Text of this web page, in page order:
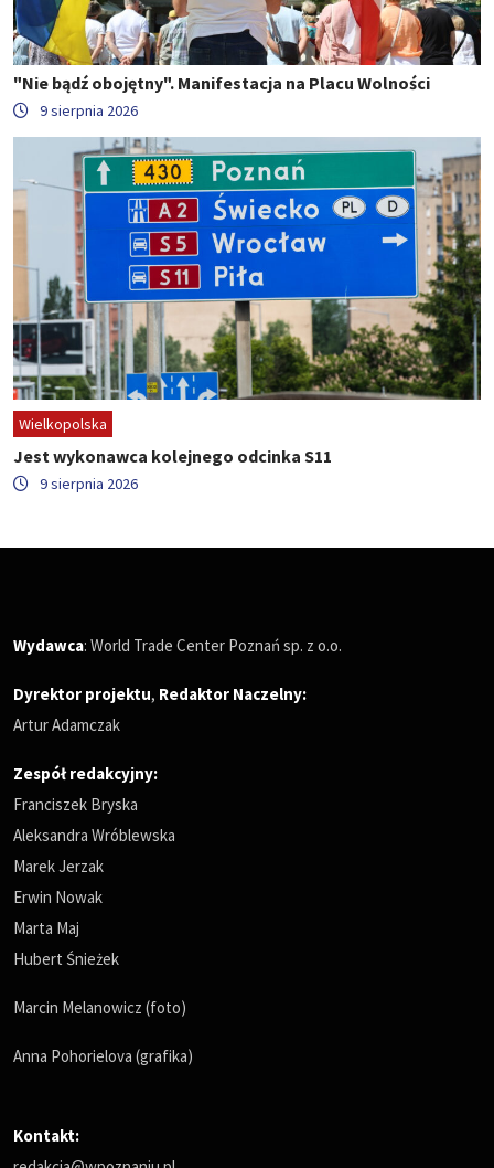
"Nie bądź obojętny". Manifestacja na Placu Wolności
9 sierpnia 2026
Wielkopolska
Jest wykonawca kolejnego odcinka S11
9 sierpnia 2026
Wydawca: World Trade Center Poznań sp. z o.o.
Dyrektor projektu, Redaktor Naczelny:
Artur Adamczak
Zespół redakcyjny:
Franciszek Bryska
Aleksandra Wróblewska
Marek Jerzak
Erwin Nowak
Marta Maj
Hubert Śnieżek
Marcin Melanowicz (foto)
Anna Pohorielova (grafika)
Kontakt: